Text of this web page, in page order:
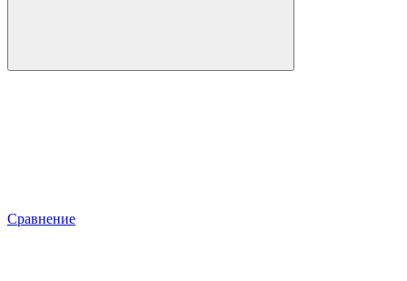
Сравнение